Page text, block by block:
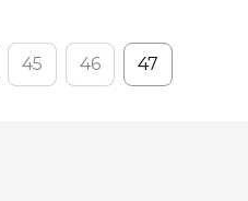
45 46 47